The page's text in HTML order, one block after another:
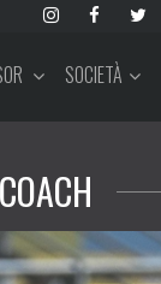
SOCIETÀ